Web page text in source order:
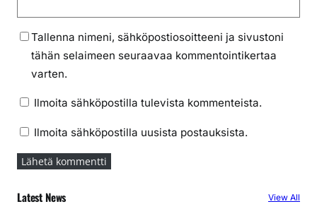
Tallenna nimeni, sähköpostiosoitteeni ja sivustoni
tähän selaimeen seuraavaa kommentointikertaa
varten.
Ilmoita sähköpostilla tulevista kommenteista.
Ilmoita sähköpostilla uusista postauksista.
Latest News View All